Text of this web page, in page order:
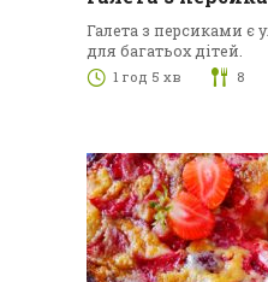
Галета з персиками
для багатьох дітей.
1 год 5 хв 8